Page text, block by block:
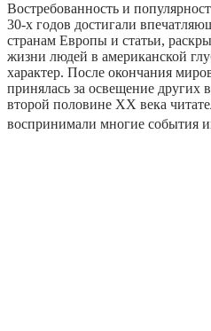
Востребованность и
30-х годов достигали
странам Европы и статьи,
жизни людей в американской
характер. После окончания
принялась за освещение
второй половине XX века
воспринимали многие события